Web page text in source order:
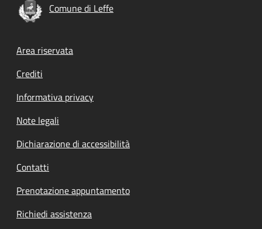
Comune di Leffe
Footer menu
Area riservata
Crediti
Informativa privacy
Note legali
Dichiarazione di accessibilità
Contatti
Prenotazione appuntamento
Richiedi assistenza